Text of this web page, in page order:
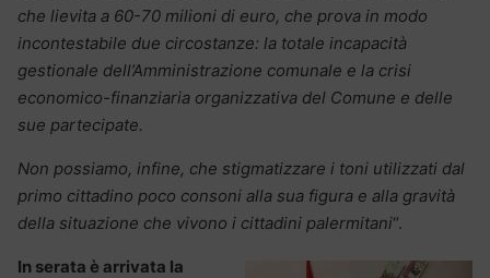
che lievita a 60-70 milioni di euro, che prova in modo
incontestabile due circostanze: la totale incapacità
gestionale dell’Amministrazione comunale e la crisi
economico-finanziaria organizzativa del Comune e delle
sue partecipate.
Non possiamo, infine, che stigmatizzare i toni utilizzati dal
primo cittadino poco consoni alla sua figura e alla gravità
della situazione che vivono i cittadini palermitani“.
In serata è arrivata la